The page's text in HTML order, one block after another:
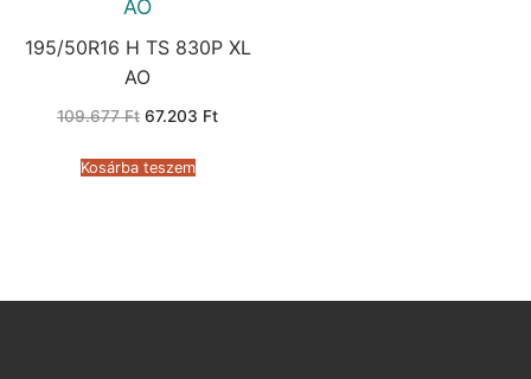
AO
195/50R16 H TS 830P XL
AO
109.677Ft Original
109.677 Ft.
67.203 FtCurrent
Kosárba teszem